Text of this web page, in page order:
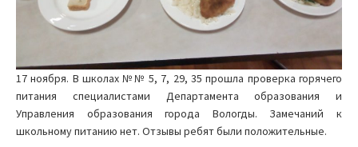
17 ноября. В школах №№ 5, 7, 29, 35 прошла проверка горячего
питания специалистами Департамента образования и
Управления образования города Вологды. Замечаний к
школьному питанию нет. Отзывы ребят были положительные.